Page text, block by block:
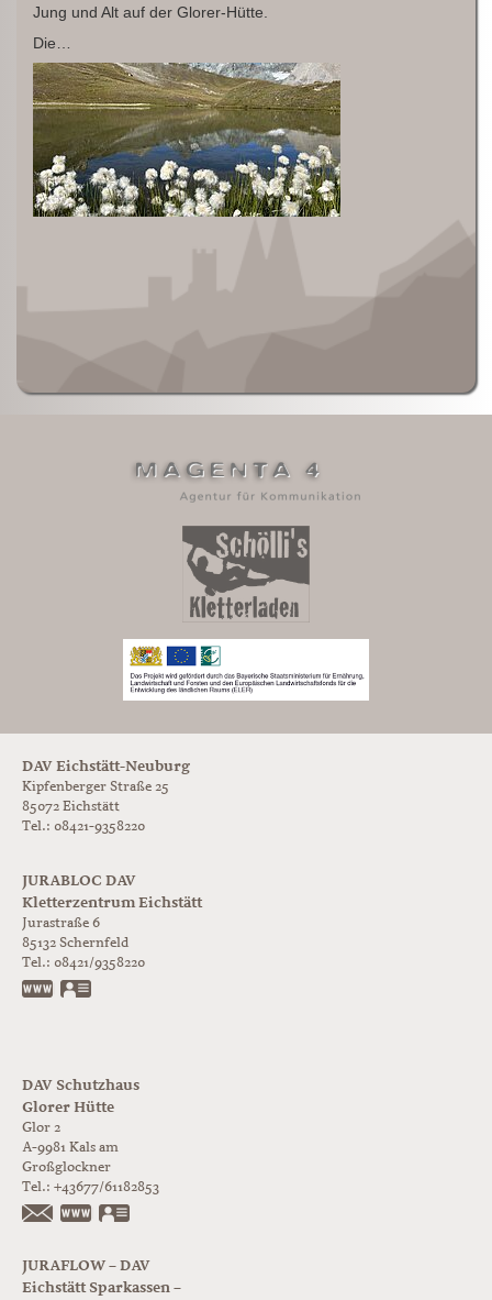
Jung und Alt auf der Glorer-Hütte.
Die…
DAV Eichstätt-Neuburg
Kipfenberger Straße 25
85072 Eichstätt
Tel.: 08421-9358220
JURABLOC DAV
Kletterzentrum Eichstätt
Jurastraße 6
85132 Schernfeld
Tel.: 08421/9358220
www.jurabloc.de
DAV Schutzhaus
Glorer Hütte
Glor 2
A-9981 Kals am
Großglockner
Tel.: +43677/61182853
https://www.glorer-huette.at/
JURAFLOW – DAV
Eichstätt Sparkassen –